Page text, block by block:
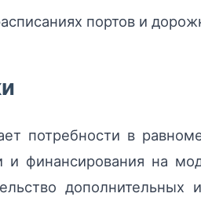
портов и
потребности в
финансирования на
дополнительных